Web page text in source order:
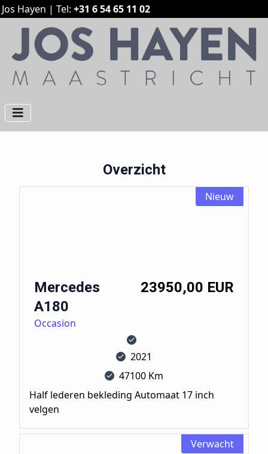
Jos Hayen | Tel: +31 6 54 65 11 02
Overzicht
Nieuw
Mercedes
A180
Occasion
23950,00 EUR
2021
47100 Km
Half lederen bekleding Automaat 17 inch
velgen
Verwacht